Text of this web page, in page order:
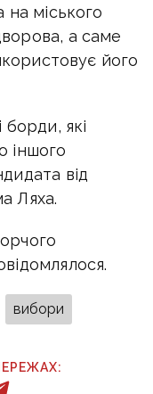
на міського
а саме
його
борди, які
іншого
від
Ляха.
вибори